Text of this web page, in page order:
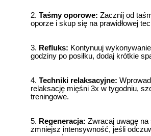
Taśmy oporowe: Zacznij od
oporze i skup się na prawidłowej
Refluks: Kontynuuj
godziny po posiłku, dodaj krótkie
Techniki relaksacyjne:
relaksację mięśni 3x w tygodniu,
treningowe.
Regeneracja: Zwracaj uwagę na
zmniejsz intensywność, jeśli